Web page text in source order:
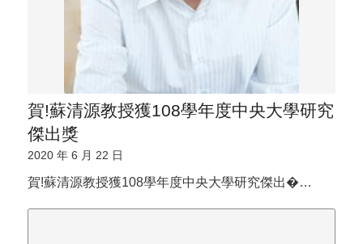
賀!蘇清源教授獲108學年度中央大學研究
傑出獎
2020 年 6 月 22 日
賀!蘇清源教授獲108學年度中央大學研究傑出�…